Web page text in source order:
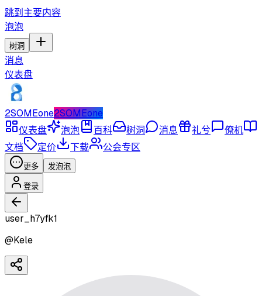
跳到主要内容
泡泡
树洞
消息
仪表盘
2SOMEone2SOMEone
仪表盘
泡泡 百科 树洞 消息 礼兮
僚机
文档
定价 下载 公会专区
更多 发泡泡
登录
user_h7yfk1
@Kele